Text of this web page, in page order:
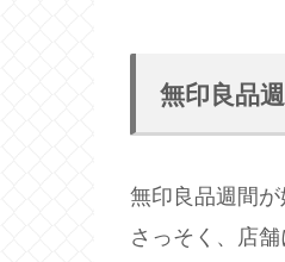
無印良品
無印良品週間
さっそく、店